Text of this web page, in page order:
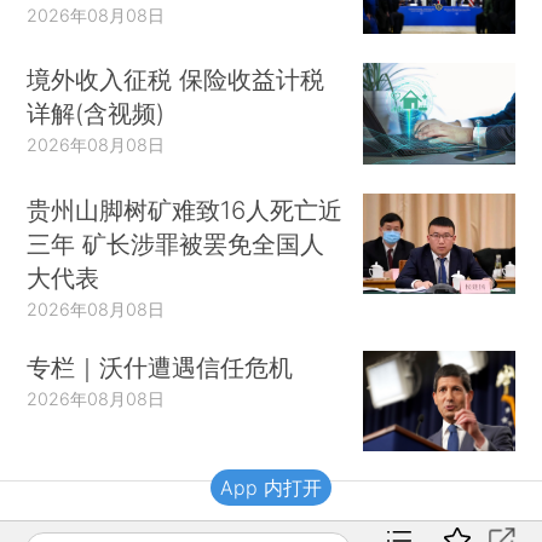
2026年08月08日
境外收入征税 保险收益计税
详解(含视频)
2026年08月08日
贵州山脚树矿难致16人死亡近
三年 矿长涉罪被罢免全国人
大代表
2026年08月08日
专栏｜沃什遭遇信任危机
2026年08月08日
App 内打开